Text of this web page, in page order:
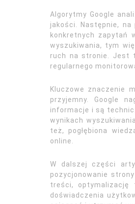
Algorytmy Google
jakości. Następnie,
konkretnych zapytań
wyszukiwania, tym
ruch na stronie. Jest
regularnego
Kluczowe znaczenie
przyjemny. Google
informacje i są
wynikach
też, pogłębiona
online.
W dalszej części
pozycjonowanie
treści, optymalizację
doświadczenia